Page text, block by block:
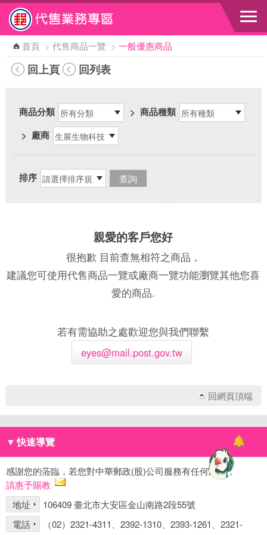
跳到主要內容區塊
首頁 > 代售商品一覽 > 一般優惠商品
回上頁 回列表
商品分類 > 商品種類
> 廠商
排序
親愛的客戶您好
很抱歉 目前查無相符之商品，
建議您可使用代售商品一覽或廠商一覽功能瀏覽其他您喜
愛的商品.
若有需協助之處歡迎您與我們聯繫
eyes@mail.post.gov.tw
回網頁頂端
▼ 快速導覽
感謝您的蒞臨，若您對中華郵政(股)公司服務有任何建議，
請惠予賜教
地址
106409 臺北市大安區金山南路2段55號
電話
（02）2321-4311、2392-1310、2393-1261、2321-